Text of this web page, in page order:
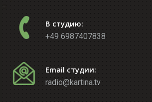
В студию:
+49 6987407838
Email студии:
radio@kartina.tv